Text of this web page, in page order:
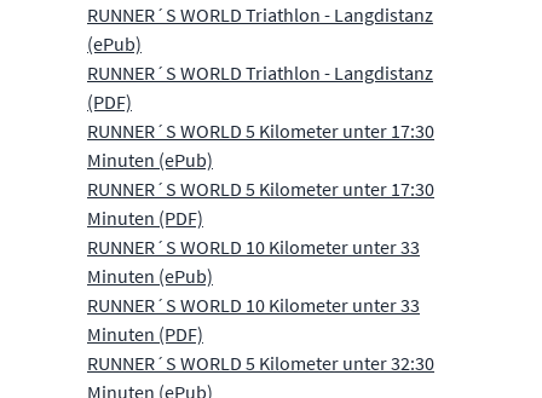
RUNNER´S WORLD Triathlon - Langdistanz
(ePub)
RUNNER´S WORLD Triathlon - Langdistanz
(PDF)
RUNNER´S WORLD 5 Kilometer unter 17:30
Minuten (ePub)
RUNNER´S WORLD 5 Kilometer unter 17:30
Minuten (PDF)
RUNNER´S WORLD 10 Kilometer unter 33
Minuten (ePub)
RUNNER´S WORLD 10 Kilometer unter 33
Minuten (PDF)
RUNNER´S WORLD 5 Kilometer unter 32:30
Minuten (ePub)